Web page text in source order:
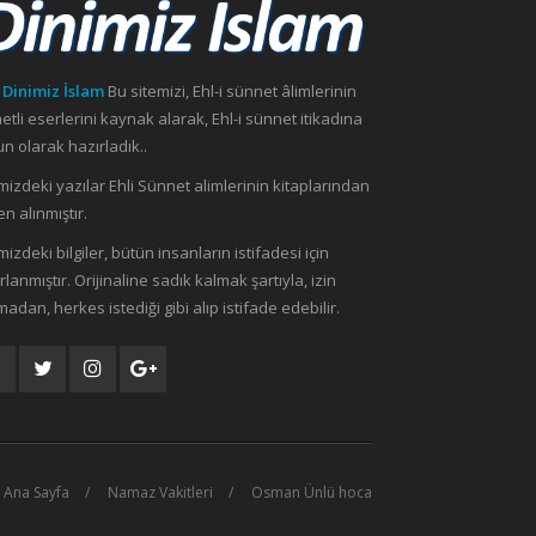
Dinimiz İslam Bu sitemizi, Ehl-i sünnet âlimlerinin
eserlerini kaynak alarak, Ehl-i sünnet itikadına
olarak hazırladık..
yazılar Ehli Sünnet alimlerinin kitaplarından
alınmıştır.
bilgiler, bütün insanların istifadesi için
Orijinaline sadık kalmak şartıyla, izin
herkes istediği gibi alıp istifade edebilir.
Ana Sayfa Namaz Vakitleri Osman Ünlü hoca